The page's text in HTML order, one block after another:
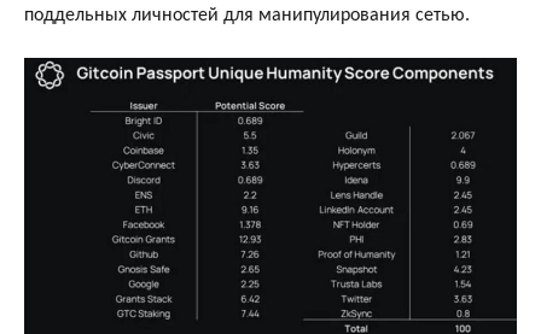
поддельных личностей для манипулирования сетью.